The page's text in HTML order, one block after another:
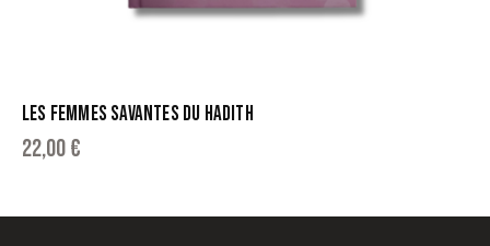
LES FEMMES SAVANTES DU HADITH
22,00€